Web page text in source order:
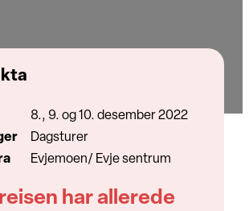
8., 9. og 10. desember 2022
Dagsturer
Evjemoen/ Evje sentrum
har allerede